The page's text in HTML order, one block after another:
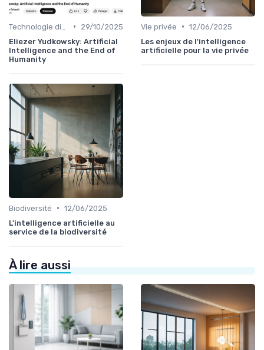
•
29/10/2025
Eliezer Yudkowsky: Artificial
Intelligence and the End of
Humanity
Vie privée • 12/06/2025
Les enjeux de l'intelligence
artificielle pour la vie privée
Biodiversité • 12/06/2025
L'intelligence artificielle au
service de la biodiversité
À lire aussi